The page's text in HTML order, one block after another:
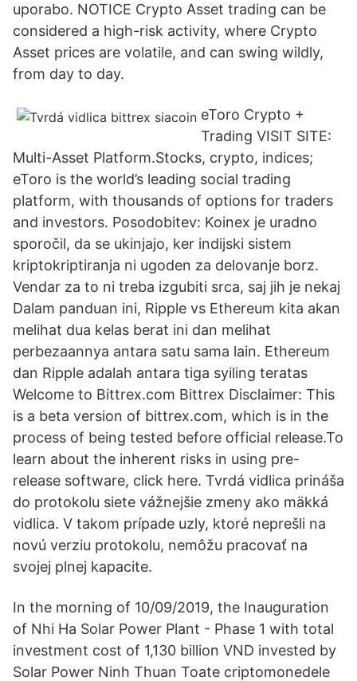
uporabo. NOTICE Crypto Asset trading can be
considered a high-risk activity, where Crypto
Asset prices are volatile, and can swing wildly,
from day to day.
eToro Crypto +
Trading VISIT SITE:
Multi-Asset Platform.Stocks, crypto, indices;
eToro is the world’s leading social trading
platform, with thousands of options for traders
and investors. Posodobitev: Koinex je uradno
sporočil, da se ukinjajo, ker indijski sistem
kriptokriptiranja ni ugoden za delovanje borz.
Vendar za to ni treba izgubiti srca, saj jih je nekaj
Dalam panduan ini, Ripple vs Ethereum kita akan
melihat dua kelas berat ini dan melihat
perbezaannya antara satu sama lain. Ethereum
dan Ripple adalah antara tiga syiling teratas
Welcome to Bittrex.com Bittrex Disclaimer: This
is a beta version of bittrex.com, which is in the
process of being tested before official release.To
learn about the inherent risks in using pre-
release software, click here. Tvrdá vidlica prináša
do protokolu siete vážnejšie zmeny ako mäkká
vidlica. V takom prípade uzly, ktoré neprešli na
novú verziu protokolu, nemôžu pracovať na
svojej plnej kapacite.
In the morning of 10/09/2019, the Inauguration
of Nhi Ha Solar Power Plant - Phase 1 with total
investment cost of 1,130 billion VND invested by
Solar Power Ninh Thuan Toate criptomonedele